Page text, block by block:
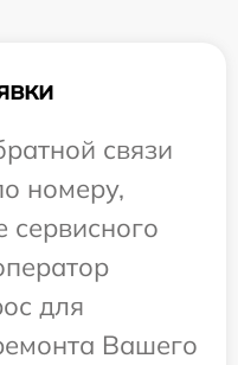
связи
номеру,
сервисного
для
Вашего